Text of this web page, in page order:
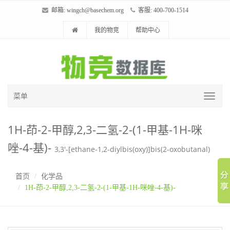
邮箱: wingch@basechem.org 客服: 400-700-1514
我的物竞 帮助中心
菜单
1H-茚-2-甲醇,2,3-二氢-2-(1-甲基-1H-咪
唑-4-基)- 3,3'-[ethane-1,2-diylbis(oxy)]bis(2-oxobutanal)
首页
化学品
1H-茚-2-甲醇,2,3-二氢-2-(1-甲基-1H-咪唑-4-基)-